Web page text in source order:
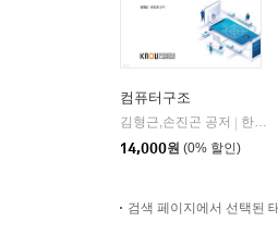
컴퓨터구조
김형근,손진곤 공저 | 한국방송통신대학교출판문화원
14,000원 (0% 할인)
검색 페이지에서 선택된